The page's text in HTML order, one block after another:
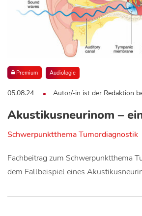
Premium Audiologie
05.08.24 Autor/-in ist der Redaktion
Akustikusneurinom –
Schwerpunktthema Tumordiagnostik
Fachbeitrag zum Schwerpunktthema
dem Fallbeispiel eines